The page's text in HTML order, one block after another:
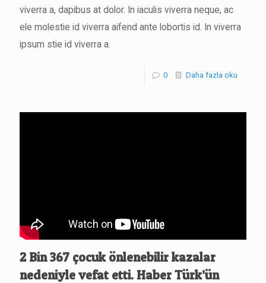
viverra a, dapibus at dolor. In iaculis viverra neque, ac
ele molestie id viverra aifend ante lobortis id. In viverra
ipsum stie id viverra a.
0 Daha fazla oku
2 Bin 367 çocuk önlenebilir kazalar
nedeniyle vefat etti. Haber Türk’ün